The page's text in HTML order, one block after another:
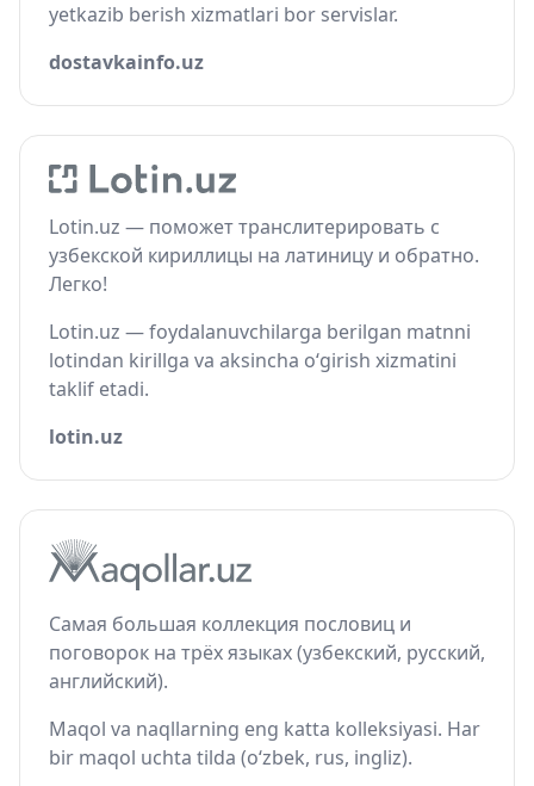
yetkazib berish xizmatlari bor servislar.
dostavkainfo.uz
Lotin.uz — поможет транслитерировать с
узбекской кириллицы на латиницу и обратно.
Легко!
Lotin.uz — foydalanuvchilarga berilgan matnni
lotindan kirillga va aksincha o‘girish xizmatini
taklif etadi.
lotin.uz
Самая большая коллекция пословиц и
поговорок на трёх языках (узбекский, русский,
английский).
Maqol va naqllarning eng katta kolleksiyasi. Har
bir maqol uchta tilda (o‘zbek, rus, ingliz).